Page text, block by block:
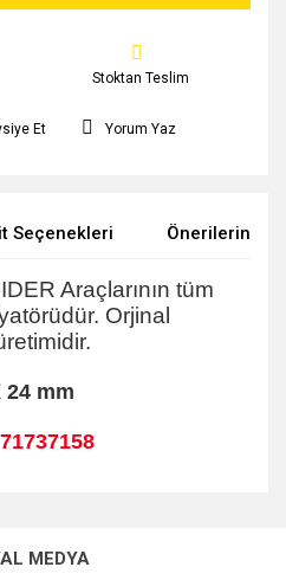
Stoktan Teslim
Et Yorum Yaz
Seçenekleri Önerileriniz
Araçlarının tüm
Orjinal
24 mm
ederiz.
MEDYA